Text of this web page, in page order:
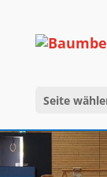
Seite